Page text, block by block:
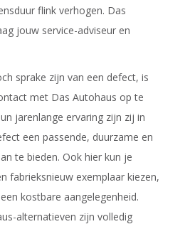
flink verhogen. Das
jouw service-adviseur en
sprake zijn van een defect, is
met Das Autohaus op te
jarenlange ervaring zijn zij in
een passende, duurzame en
te bieden. Ook hier kun je
fabrieksnieuw exemplaar kiezen,
kostbare aangelegenheid.
alternatieven zijn volledig